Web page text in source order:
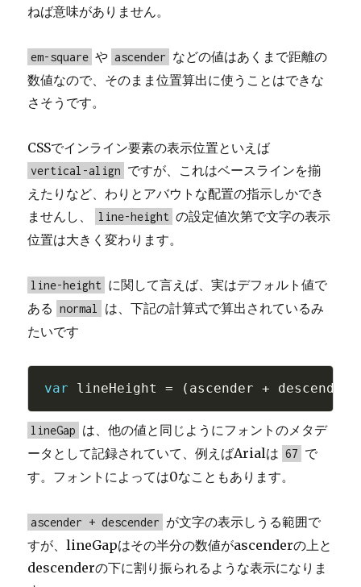
ねば意味がありません。
em-square や ascender などの値はあくまで距離の
数値なので、そのまま位置算出に使うことはできな
さそうです。
CSSでインライン要素の表示位置といえば
vertical-align ですが、これはベースラインを揃
えたりなど、わりとアバウトな配置の指示しかでき
ませんし、
line-height の設定値次第で文字の表示
位置は大きく変わります。
line-height に関して言えば、実はデフォルト値で
ある
normal
は、下記の計算式で算出されているみ
たいです
var lineHeight = ( ascender + descender
lineGap は、他の値と同じようにフォントのメタデ
ータとして記録されていて、例えばArialは 67 で
す。フォントによっては0なこともあります。
ascender + descender が文字の表示しうる範囲で
すが、lineGapはその半分の数値がascenderの上と
descenderの下に割り振られるような表示になりま